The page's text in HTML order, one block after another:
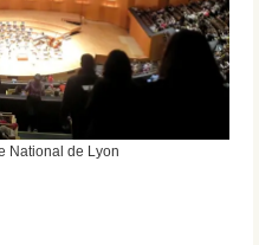
National de Lyon